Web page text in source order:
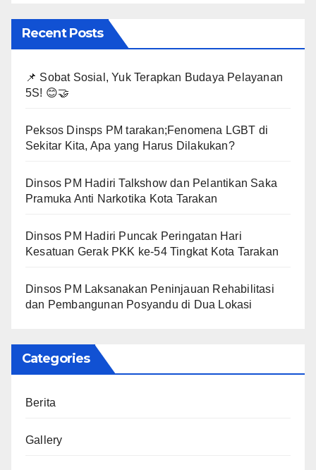
Recent Posts
📌 Sobat Sosial, Yuk Terapkan Budaya Pelayanan
5S! 😊🤝
Peksos Dinsps PM tarakan;Fenomena LGBT di
Sekitar Kita, Apa yang Harus Dilakukan?
Dinsos PM Hadiri Talkshow dan Pelantikan Saka
Pramuka Anti Narkotika Kota Tarakan
Dinsos PM Hadiri Puncak Peringatan Hari
Kesatuan Gerak PKK ke-54 Tingkat Kota Tarakan
Dinsos PM Laksanakan Peninjauan Rehabilitasi
dan Pembangunan Posyandu di Dua Lokasi
Categories
Berita
Gallery